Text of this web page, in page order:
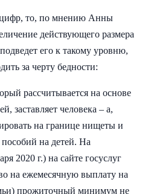
цифр, то, по мнению Анны
действующего размера
его к такому уровню,
за черту бедности:
рассчитывается на основе
заставляет человека – а,
на границе нищеты и
на детей. На
2020 г.) на сайте госуслуг
на ежемесячную выплату на
прожиточный минимум не